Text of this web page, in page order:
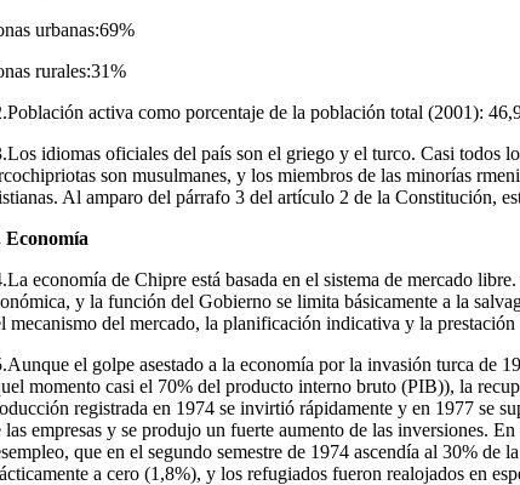
urbanas:69%
rurales:31%
activa como porcentaje de la población total (2001):
idiomas oficiales del país son el griego y el turco. Casi todos
son musulmanes, y los miembros de las minorías
Al amparo del párrafo 3 del artículo 2 de la Constitución,
Economía
economía de Chipre está basada en el sistema de mercado
y la función del Gobierno se limita básicamente a la
mecanismo del mercado, la planificación indicativa y la
el golpe asestado a la economía por la invasión turca de
momento casi el 70% del producto interno bruto (PIB)), la
registrada en 1974 se invirtió rápidamente y en 1977 se
las empresas y se produjo un fuerte aumento de las inversiones.
que en el segundo semestre de 1974 ascendía al 30% de
a cero (1,8%), y los refugiados fueron realojados en